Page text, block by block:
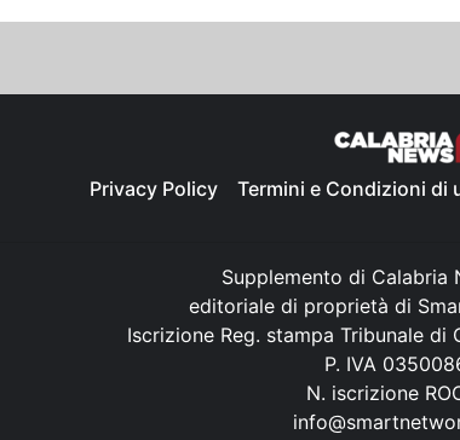
Privacy Policy Termini e Condizioni di
Supplemento di Calabria
editoriale di proprietà di
Iscrizione Reg. stampa Tribunale di
P. IVA
N. iscrizione